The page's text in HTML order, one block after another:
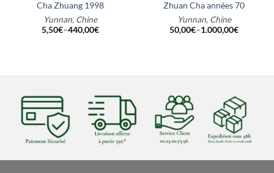
Cha Zhuang 1998
Yunnan, Chine
5,50€–440,00€
Zhuan Cha années 70
Yunnan, Chine
50,00€–1.000,00€